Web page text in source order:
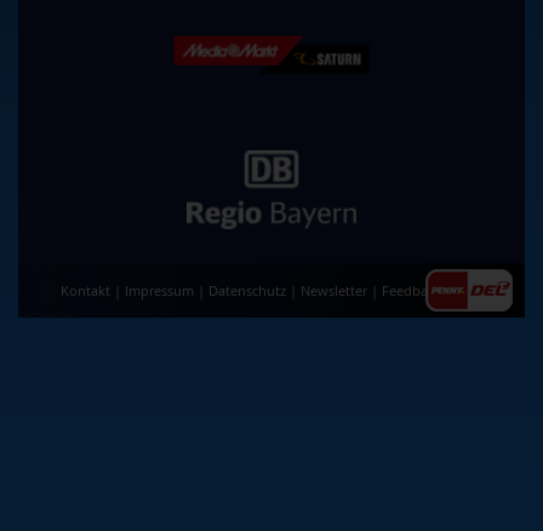
Kontakt Impressum Datenschutz Newsletter Feedback|AGB